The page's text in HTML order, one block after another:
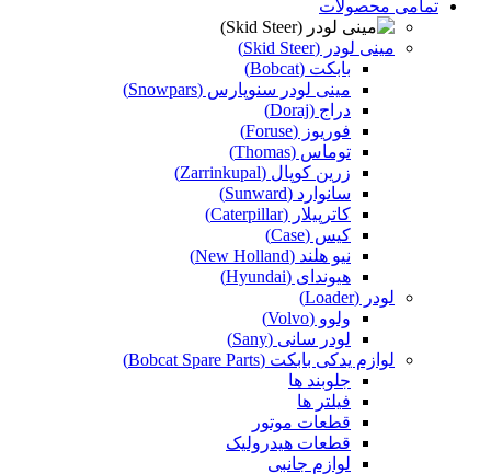
تمامی محصولات
مینی لودر (Skid Steer)
بابکت (Bobcat)
مینی لودر سنوپارس (Snowpars)
دراج (Doraj)
فوریوز (Foruse)
توماس (Thomas)
زرین کوپال (Zarrinkupal)
سانوارد (Sunward)
کاترپیلار (Caterpillar)
کیس (Case)
نیو هلند (New Holland)
هیوندای (Hyundai)
لودر (Loader)
ولوو (Volvo)
لودر سانی (Sany)
لوازم یدکی بابکت (Bobcat Spare Parts)
جلوبند ها
فیلتر ها
قطعات موتور
قطعات هیدرولیک
لوازم جانبی